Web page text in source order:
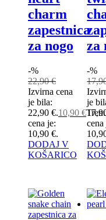
charm
zapestnica
za nogo
-%
22,90€
Izvirna cena
je bila:
22,90 €.10,90 €
cena je:
10,90 €.
DODAJ V
KOŠARICO
za
-%
je
cena